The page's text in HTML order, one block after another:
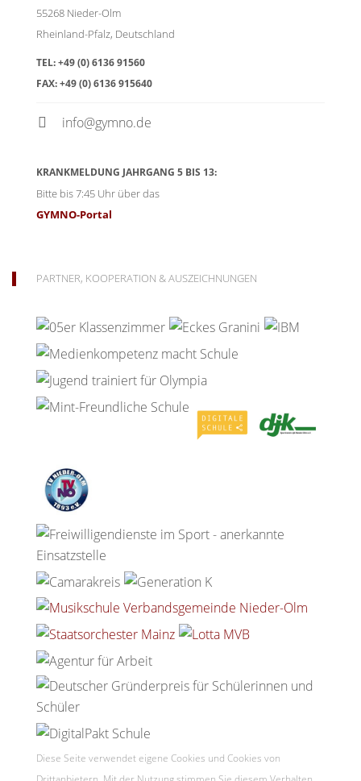
55268 Nieder-Olm
Rheinland-Pfalz, Deutschland
TEL:+49 (0) 6136 91560
FAX:+49 (0) 6136 915640
info@gymno.de
KRANKMELDUNG JAHRGANG 5 BIS 13:
Bitte bis 7:45 Uhr über das
GYMNO-Portal
PARTNER, KOOPERATION & AUSZEICHNUNGEN
Diese Seite verwendet eigene Cookies und Cookies von